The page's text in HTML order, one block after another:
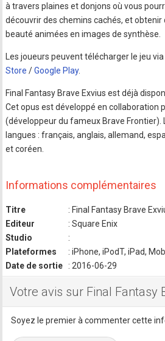
à travers plaines et donjons où vous
découvrir des chemins cachés, et
beauté animées en images de synthèse.
Les joueurs peuvent télécharger le jeu
Store /Google Play.
Final Fantasy Brave Exvius est déjà
Cet opus est développé en collaboration
(développeur du fameux Brave Frontier).
langues : français, anglais, allemand,
et coréen.
Informations complémentaires
Titre
: Final Fantasy Brave
Editeur
: Square Enix
Studio
:
Plateformes
: iPhone, iPodT, iPad,
Date de sortie
: 2016-06-29
Votre avis sur Final Fantasy
Soyez le premier à commenter cette